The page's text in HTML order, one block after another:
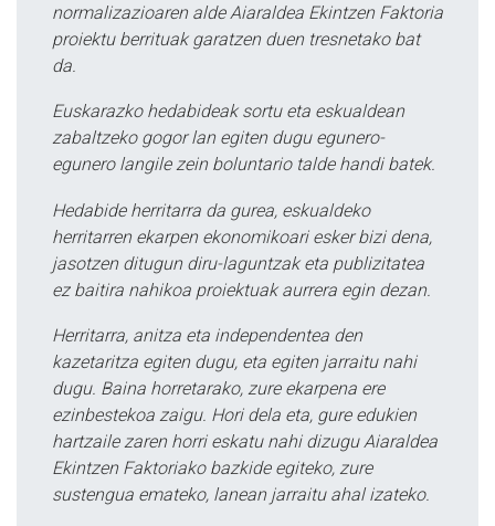
normalizazioaren alde Aiaraldea Ekintzen Faktoria
proiektu berrituak garatzen duen tresnetako bat
da.
Euskarazko hedabideak sortu eta eskualdean
zabaltzeko gogor lan egiten dugu egunero-
egunero langile zein boluntario talde handi batek.
Hedabide herritarra da gurea, eskualdeko
herritarren ekarpen ekonomikoari esker bizi dena,
jasotzen ditugun diru-laguntzak eta publizitatea
ez baitira nahikoa proiektuak aurrera egin dezan.
Herritarra, anitza eta independentea den
kazetaritza egiten dugu, eta egiten jarraitu nahi
dugu. Baina horretarako, zure ekarpena ere
ezinbestekoa zaigu. Hori dela eta, gure edukien
hartzaile zaren horri eskatu nahi dizugu Aiaraldea
Ekintzen Faktoriako bazkide egiteko, zure
sustengua emateko, lanean jarraitu ahal izateko.